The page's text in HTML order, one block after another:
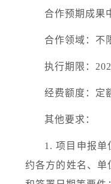
合作预期成果
合作领域：不
执行期限：
经费额度：定
其他要求：
1.项目申报单
约各方的姓名、单